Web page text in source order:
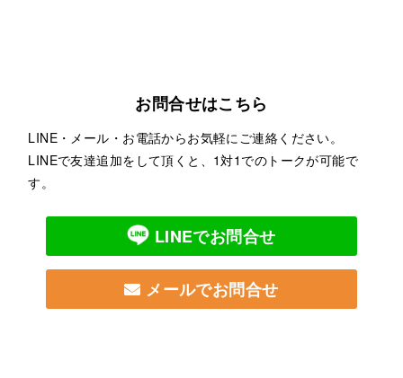
お問合せはこちら
LINE・メール・お電話からお気軽にご連絡ください。
LINEで友達追加をして頂くと、1対1でのトークが可能で
す。
LINEでお問合せ
メールでお問合せ